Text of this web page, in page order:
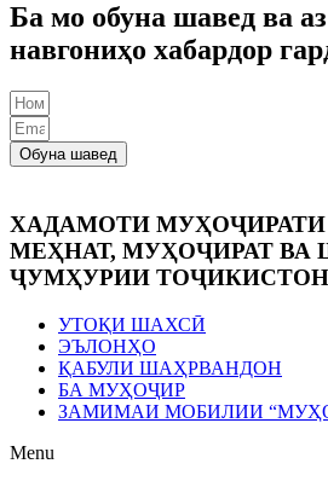
Ба мо обуна шавед ва
навгониҳо хабардор
Обуна шавед
ХАДАМОТИ МУҲОҶИРАТИ
МЕҲНАТ, МУҲОҶИРАТ ВА
ҶУМҲУРИИ ТОҶИКИСТОН
УТОҚИ ШАХСӢ
ЭЪЛОНҲО
ҚАБУЛИ ШАҲРВАНДОН
БА МУҲОҶИР
ЗАМИМАИ МОБИЛИИ
Menu